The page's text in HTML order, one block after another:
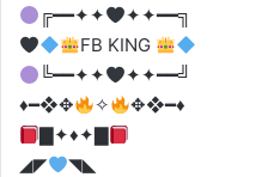
╔━━✦✦
✦✦━━╗
FB KING
╚━━✦✦
✦✦━━╝
♦️━❖✥ ✧ ✥❖━♦️
▇✦♦️✦▇
◢◤
◥◣